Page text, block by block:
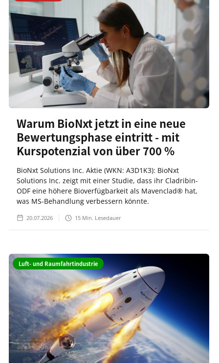
Warum BioNxt jetzt in eine neue
Bewertungsphase eintritt - mit
Kurspotenzial von über 700 %
BioNxt Solutions Inc. Aktie (WKN: A3D1K3): BioNxt
Solutions Inc. zeigt mit einer Studie, dass ihr Cladribin-
ODF eine höhere Bioverfügbarkeit als Mavenclad® hat,
was MS-Behandlung verbessern könnte.
20.07.2026 15 Min. Lesedauer
Luft- und Raumfahrtindustrie